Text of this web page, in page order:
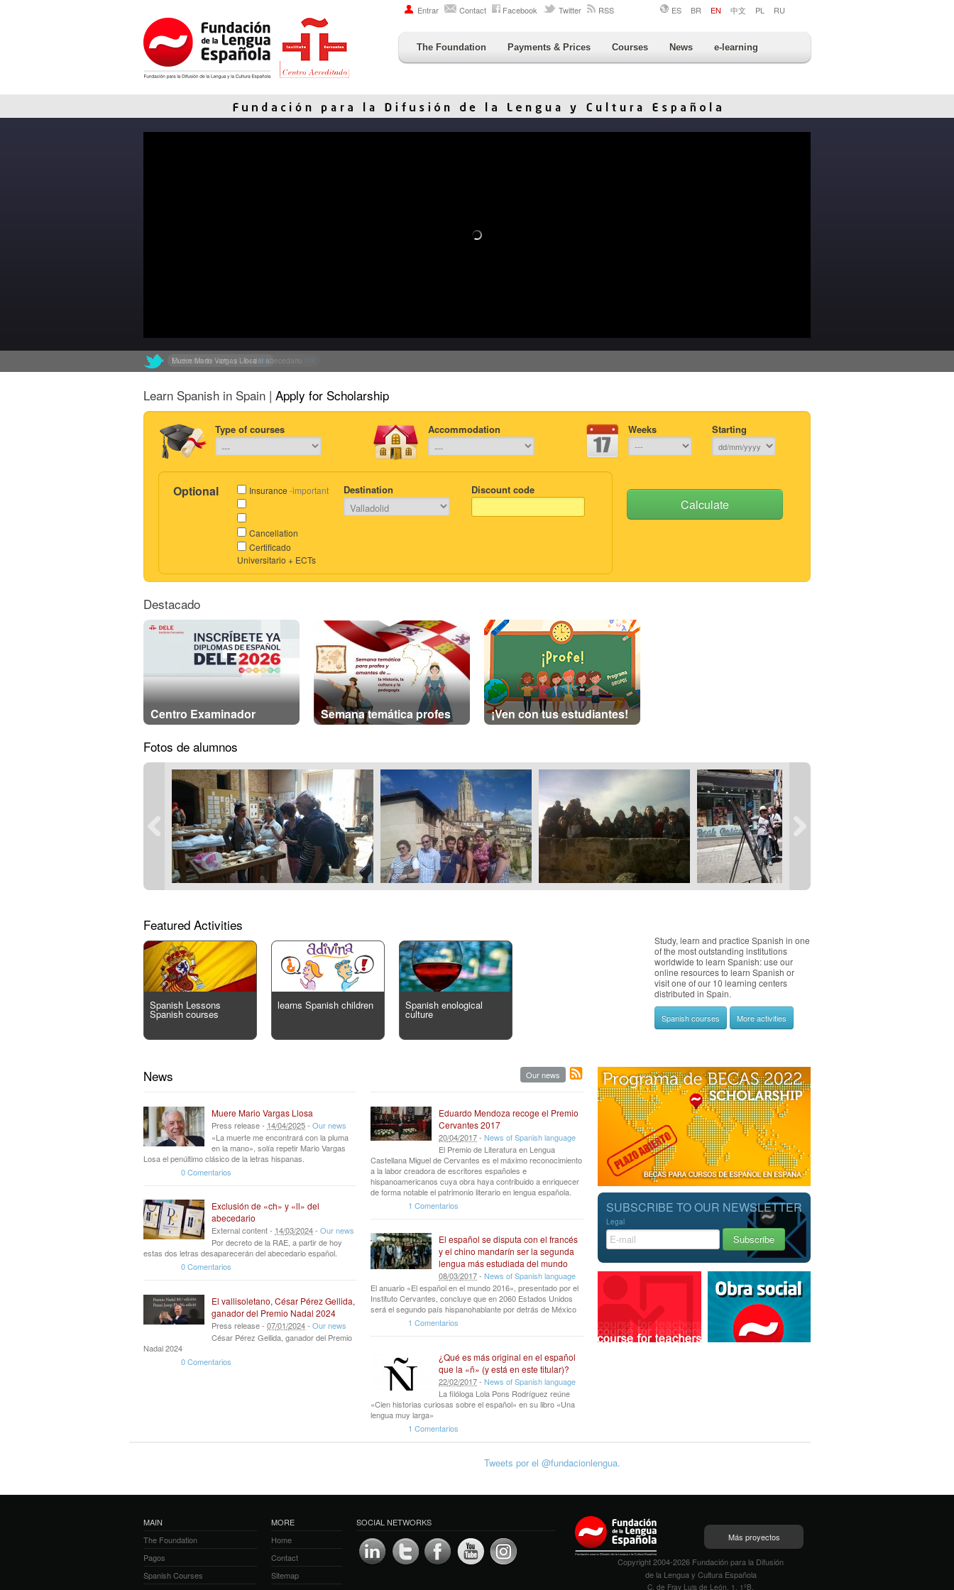
Entrar Contact Facebook Twitter RSS ES BR EN 中文 PL RU
The Foundation Payments & Prices Courses News e-learning
Muere Mario Vargas Llosalink
Exclusión de «ch» y «ll» del abecedario link
Learn Spanish in Spain | Apply for Scholarship
Type of courses Accommodation Weeks Starting
Optional Insurance -important
Cancellation
Certificado
Universitario + ECTs
Destination Discount code
Calculate
Destacado
Centro Examinador Semana temática profes ¡Ven con tus estudiantes!
Fotos de alumnos
Featured Activities
Spanish Lessons
Spanish courses
learns Spanish children Spanish enological
culture
Study, learn and practice Spanish in one
of the most outstanding institutions
worldwide to learn Spanish: use our
online resources to learn Spanish or
visit one of our 10 learning centers
distributed in Spain.
Spanish courses More activities
Our news
News
Muere Mario Vargas Llosa
Press release - 14/04/2025- Our news
«La muerte me encontrará con la pluma
en la mano», solía repetir Mario Vargas
Losa el penúltimo clásico de la letras hispanas.
0 Comentarios
Exclusión de «ch» y «ll» del
abecedario
External content - 14/03/2024- Our news
Por decreto de la RAE, a partir de hoy
estas dos letras desaparecerán del abecedario español.
0 Comentarios
El vallisoletano, César Pérez Gellida,
ganador del Premio Nadal 2024
Press release - 07/01/2024- Our news
César Pérez Gellida, ganador del Premio
Nadal 2024
0 Comentarios
Eduardo Mendoza recoge el Premio
Cervantes 2017
20/04/2017- News of Spanish language
El Premio de Literatura en Lengua
Castellana Miguel de Cervantes es el máximo reconocimiento
a la labor creadora de escritores españoles e
hispanoamericanos cuya obra haya contribuido a enriquecer
de forma notable el patrimonio literario en lengua española.
1 Comentarios
El español se disputa con el francés
y el chino mandarín ser la segunda
lengua más estudiada del mundo
08/03/2017- News of Spanish language
El anuario «El español en el mundo 2016», presentado por el
Instituto Cervantes, concluye que en 2060 Estados Unidos
será el segundo país hispanohablante por detrás de México
1 Comentarios
¿Qué es más original en el español
que la «ñ» (y está en este titular)?
22/02/2017- News of Spanish language
La filóloga Lola Pons Rodríguez reúne
«Cien historias curiosas sobre el español» en su libro «Una
lengua muy larga»
1 Comentarios
SUBSCRIBE TO OUR NEWSLETTER
Legal
Tweets por el @fundacionlengua.
MAIN
The Foundation
Pagos
Spanish Courses
MORE
Home
Contact
Sitemap
SOCIAL NETWORKS
Más proyectos
Copyright 2004-2026 Fundación para la Difusión
de la Lengua y Cultura Española
C. de Fray Luis de León, 1, 1ºB,